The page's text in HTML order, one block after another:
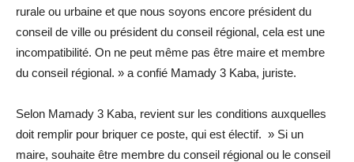
rurale ou urbaine et que nous soyons encore président du
conseil de ville ou président du conseil régional, cela est une
incompatibilité. On ne peut même pas être maire et membre
du conseil régional. » a confié Mamady 3 Kaba, juriste.
Selon Mamady 3 Kaba, revient sur les conditions auxquelles
doit remplir pour briquer ce poste, qui est électif. » Si un
maire, souhaite être membre du conseil régional ou le conseil